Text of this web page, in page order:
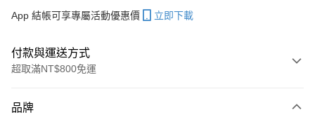
App 結帳可享專屬活動優惠價 立即下載
付款與運送方式
超取滿NT$800免運
信用卡一次付款
品牌